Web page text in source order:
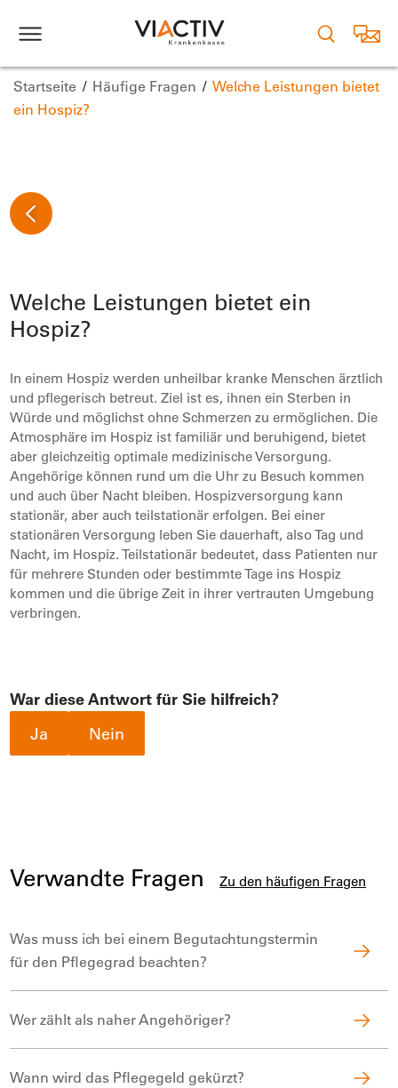
Startseite Häufige Fragen
Welche Leistungen bietet
ein Hospiz?
Welche Leistungen bietet ein
Hospiz?
In einem Hospiz werden unheilbar kranke Menschen ärztlich
und pflegerisch betreut. Ziel ist es, ihnen ein Sterben in
Würde und möglichst ohne Schmerzen zu ermöglichen. Die
Atmosphäre im Hospiz ist familiär und beruhigend, bietet
aber gleichzeitig optimale medizinische Versorgung.
Angehörige können rund um die Uhr zu Besuch kommen
und auch über Nacht bleiben. Hospizversorgung kann
stationär, aber auch teilstationär erfolgen. Bei einer
stationären Versorgung leben Sie dauerhaft, also Tag und
Nacht, im Hospiz. Teilstationär bedeutet, dass Patienten nur
für mehrere Stunden oder bestimmte Tage ins Hospiz
kommen und die übrige Zeit in ihrer vertrauten Umgebung
verbringen.
War diese Antwort für Sie hilfreich?
Ja
Nein
Verwandte Fragen Zu den häufigen Fragen
Was muss ich bei einem Begutachtungstermin
für den Pflegegrad beachten?
Wer zählt als naher Angehöriger?
Wann wird das Pflegegeld gekürzt?